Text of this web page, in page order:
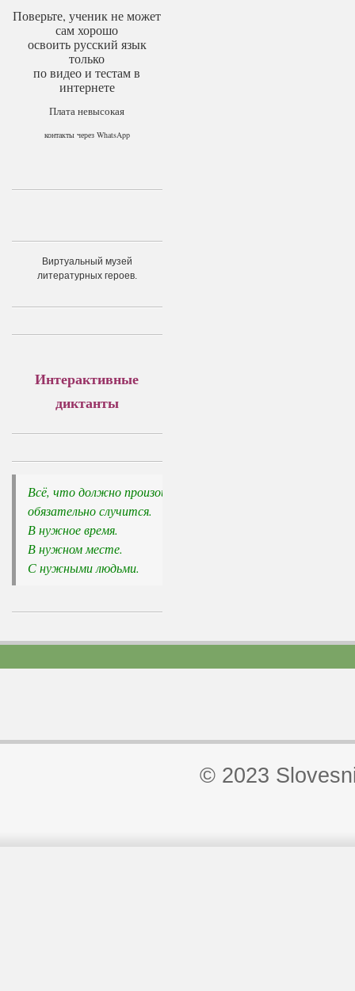
Поверьте, ученик не может
сам хорошо
освоить русский язык
только
по видео и тестам в
интернете
Плата невысокая
контакты через WhatsApp
Виртуальный музей
литературных героев.
Интерактивные
диктанты
Всё, что должно произойти,
обязательно случится.
В нужное время.
В нужном месте.
С нужными людьми.
© 2023